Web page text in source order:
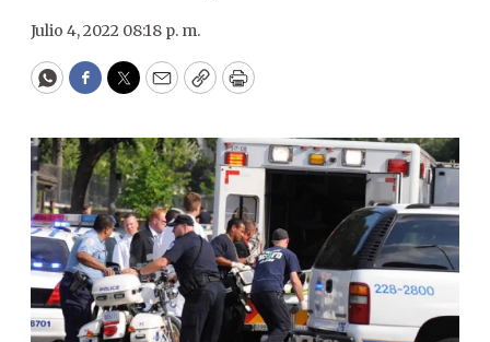
Julio 4, 2022 08:18 p. m.
WhatsApp
Facebook
Twitter
EmailCopyPrint